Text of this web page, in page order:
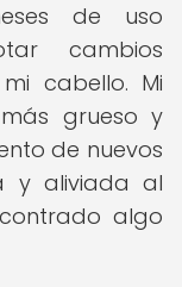
de uso
cambios
cabello. Mi
grueso y
de nuevos
y aliviada al
algo